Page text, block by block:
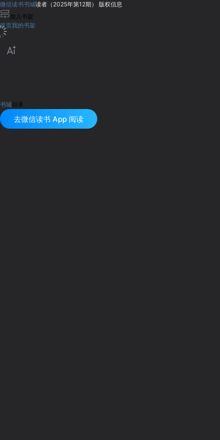
微信读书书城读者（2025年第12期） 版权信息
加入书架
首页我的书架
书城目录
去微信读书 App 阅读